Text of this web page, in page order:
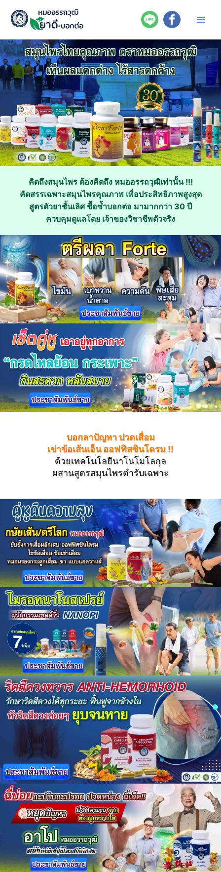
content
คิดถึงสมุนไพร ต้องคิดถึง หมออรรถวุฒิเท่านั้น !!!
คัดสรรเฉพาะสมุนไพรคุณภาพ เพื่อประสิทธิภาพสูงสุด
สูตรตัวยาชั้นเลิศ ซื้อซ้ำบอกต่อ มามากกว่า 30 ปี
ควบคุมดูแลโดย เจ้าของวิชาชีพตัวจริง
บอกลาปัญหา ปวดเสื่อม
เข่าข้อเส้นเอ็น ออฟฟิสซินโดรม !!
ด้วยเทคโนโลยีนาโนโมโลกุล
ผสานสูตรสมุนไพรตำรับเฉพาะ